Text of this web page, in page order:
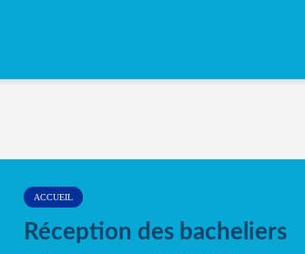
ACCUEIL
Réception des bacheliers